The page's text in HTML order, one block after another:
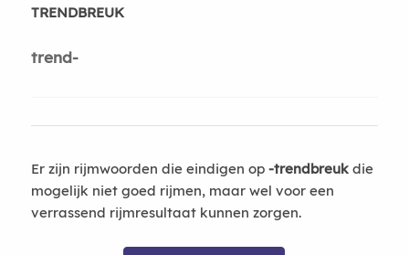
TRENDBREUK
trend-
Er zijn rijmwoorden die eindigen op -trendbreukdie
mogelijk niet goed rijmen, maar wel voor een
verrassend rijmresultaat kunnen zorgen.